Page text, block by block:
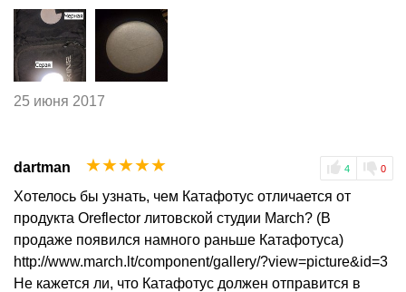
25 июня 2017
dartman 4 0
☆
☆
☆
☆
☆
Хотелось бы узнать, чем Катафотус отличается от
продукта Oreflector литовской студии March? (В
продаже появился намного раньше Катафотуса)
http://www.march.lt/component/gallery/?view=picture&id=3
Не кажется ли, что Катафотус должен отправится в